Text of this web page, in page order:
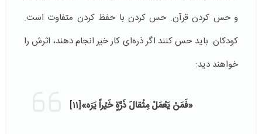
و حس کردن قرآن. حس کردن با حفظ کردن متفاوت است.
کودکان باید حس کنند اگر ذره‌ای کار خیر انجام دهند، اثرش را
خواهند دید:
«فَمَنْ‏ يَعْمَلْ‏ مِثْقالَ‏ ذَرَّةٍ خَيْراً يَرَه‏»[11]